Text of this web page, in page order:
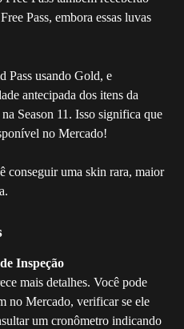
Pass, embora essas luvas
Pass usando Gold, e
antecipada dos itens da
Season 11. Isso significa que
no Mercado!
conseguir uma skin rara, maior
Inspeção
mais detalhes. Você pode
no Mercado, verificar se ele
um cronômetro indicando